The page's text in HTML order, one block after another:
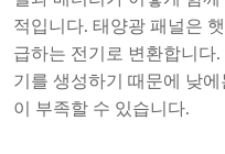
적입니다. 태양광 패널은
급하는 전기로 변환합니다
기를 생성하기 때문에 낮
이 부족할 수 있습니다.